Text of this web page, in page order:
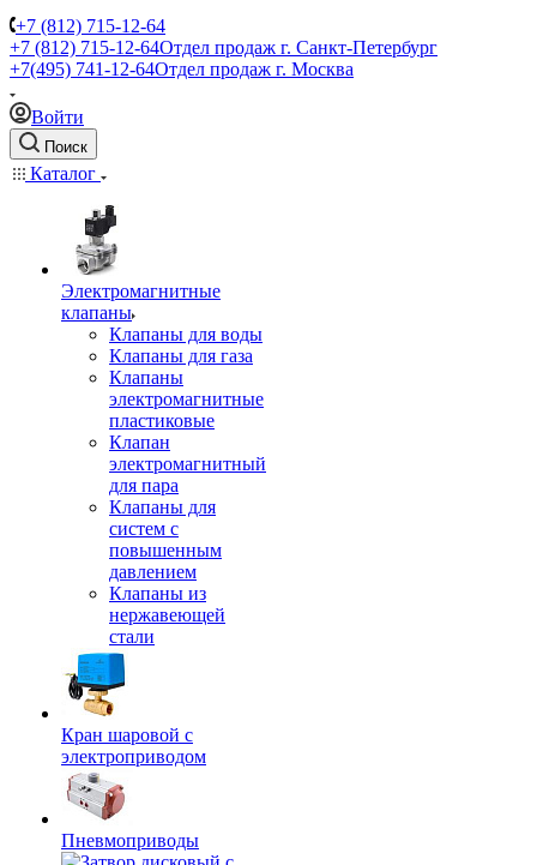
+7 (812) 715-12-64
+7 (812) 715-12-64Отдел продаж г. Санкт-Петербург
+7(495) 741-12-64Отдел продаж г. Москва
Войти
Поиск
Каталог
Электромагнитные
клапаны
Клапаны для воды
Клапаны для газа
Клапаны
электромагнитные
пластиковые
Клапан
электромагнитный
для пара
Клапаны для
систем с
повышенным
давлением
Клапаны из
нержавеющей
стали
Кран шаровой с
электроприводом
Пневмоприводы